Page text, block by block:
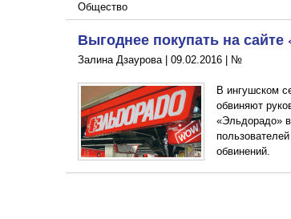
Общество
Выгоднее покупать на
Залина Дзаурова | 09.02.2016 №
В ингушском
обвиняют
«Эльдорадо»
обвинений.